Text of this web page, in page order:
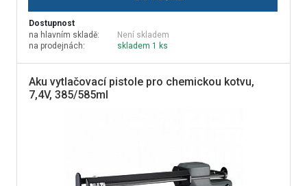
Dostupnost
na hlavním skladě:
Není skladem
na prodejnách:
skladem 1 ks
Aku vytlačovací pistole pro chemickou kotvu,
7,4V, 385/585ml